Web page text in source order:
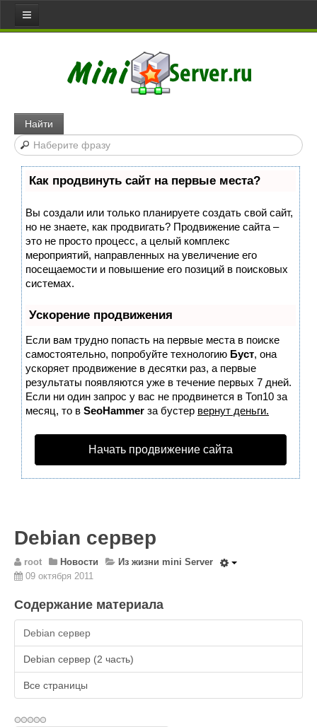
Найти
Как продвинуть сайт на первые места?
Вы создали или только планируете создать свой сайт,
но не знаете, как продвигать? Продвижение сайта –
это не просто процесс, а целый комплекс
мероприятий, направленных на увеличение его
посещаемости и повышение его позиций в поисковых
системах.
Ускорение продвижения
Если вам трудно попасть на первые места в поиске
самостоятельно, попробуйте технологию Буст, она
ускоряет продвижение в десятки раз, а первые
результаты появляются уже в течение первых 7 дней.
Если ни один запрос у вас не продвинется в Топ10 за
месяц, то в SeoHammer за бустер вернут деньги.
Начать продвижение сайта
Web server
Игровой сервер
Медиа сервер
Файловый сервер
Сервер доступа
Коммуникативный сервер
Примеры серверов
Сайты
Joomla
Wordpress
HTML 5
Общее
FAQ
Программы
Оборудование
Операционные системы
Из жизни mini Server
В интернете
Разное
Контакты
Поиск по сайту
Debian сервер
root Новости
Из жизни mini Server
09 октября 2011
Содержание материала
Debian сервер
Debian сервер (2 часть)
Все страницы